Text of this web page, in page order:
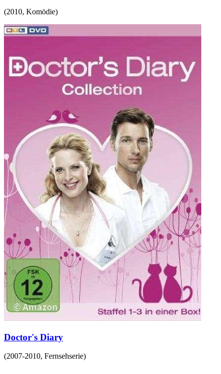
(2010, Komödie)
Doctor's Diary
(2007-2010, Fernsehserie)